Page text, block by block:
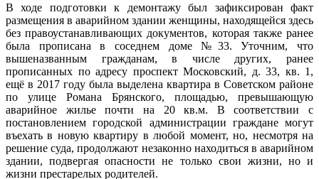
В ходе подготовки к демонтажу был зафиксирован факт
размещения в аварийном здании женщины, находящейся здесь
без правоустанавливающих документов, которая также ранее
была прописана в соседнем доме №33. Уточним, что
вышеназванным гражданам, в числе других, ранее
прописанных по адресу проспект Московский, д. 33, кв. 1,
ещё в 2017 году была выделена квартира в Советском районе
по улице Романа Брянского, площадью, превышающую
аварийное жилье почти на 20 кв.м. В соответствии с
постановлением городской администрации граждане могут
въехать в новую квартиру в любой момент, но, несмотря на
решение суда, продолжают незаконно находиться в аварийном
здании, подвергая опасности не только свои жизни, но и
жизни престарелых родителей.